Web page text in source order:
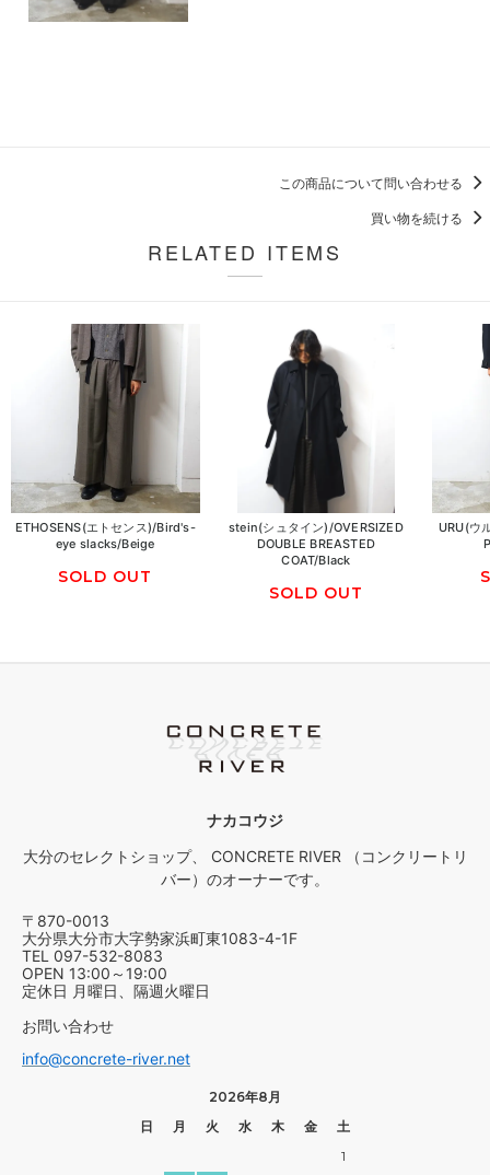
この商品について問い合わせる
買い物を続ける
RELATED ITEMS
ETHOSENS(エトセンス)/Bird's-
eye slacks/Beige
SOLD OUT
stein(シュタイン)/OVERSIZED
DOUBLE BREASTED
COAT/Black
SOLD OUT
URU(ウ
ナカコウジ
大分のセレクトショップ、 CONCRETE RIVER （コンクリートリ
バー）のオーナーです。
〒870-0013
大分県大分市大字勢家浜町東1083-4-1F
TEL 097-532-8083
OPEN 13:00～19:00
定休日 月曜日、隔週火曜日
お問い合わせ
info@concrete-river.net
2026年8月
日
月 火 水 木 金
土
1